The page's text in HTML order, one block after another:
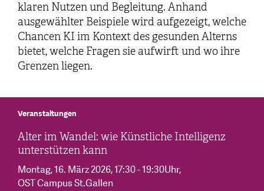
klaren Nutzen und Begleitung. Anhand
ausgewählter Beispiele wird aufgezeigt, welche
Chancen KI im Kontext des gesunden Alterns
bietet, welche Fragen sie aufwirft und wo ihre
Grenzen liegen.
Veranstaltungen
Alter im Wandel: wie Künstliche Intelligenz
unterstützen kann
Montag, 16. März 2026, 17:30 - 19:30Uhr,
OST Campus St.Gallen